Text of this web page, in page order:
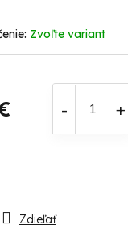
Zvoľte variant
Zdieľať